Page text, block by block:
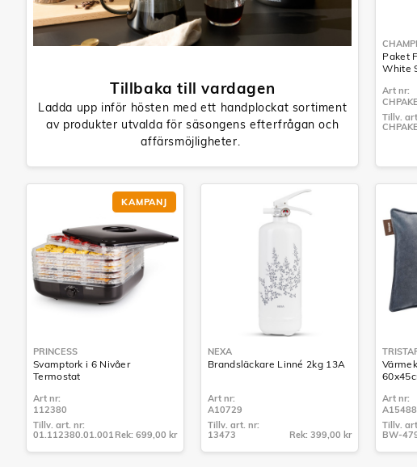
Tillbaka till vardagen
Ladda upp inför hösten med ett handplockat sortiment
av produkter utvalda för säsongens efterfrågan och
affärsmöjligheter.
Paket
White
Art nr:
Tillv.
KAMPANJ
PRINCESS
Svamptork i 6 Nivåer
Termostat
Art nr:
112380
01.112380.01.001
Tillv. art. nr:
01.112380.01.001 Rek: 699,00 kr
NEXA
Brandsläckare Linné 2kg 13A
Art nr:
A10729
13473
Tillv. art. nr:
13473
Rek: 399,00 kr
Art nr:
A15488
BW-
Tillv.
BW-